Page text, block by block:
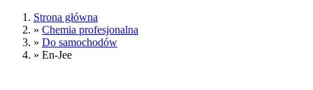
Strona główna
» Chemia profesjonalna
» Do samochodów
» En-Jee